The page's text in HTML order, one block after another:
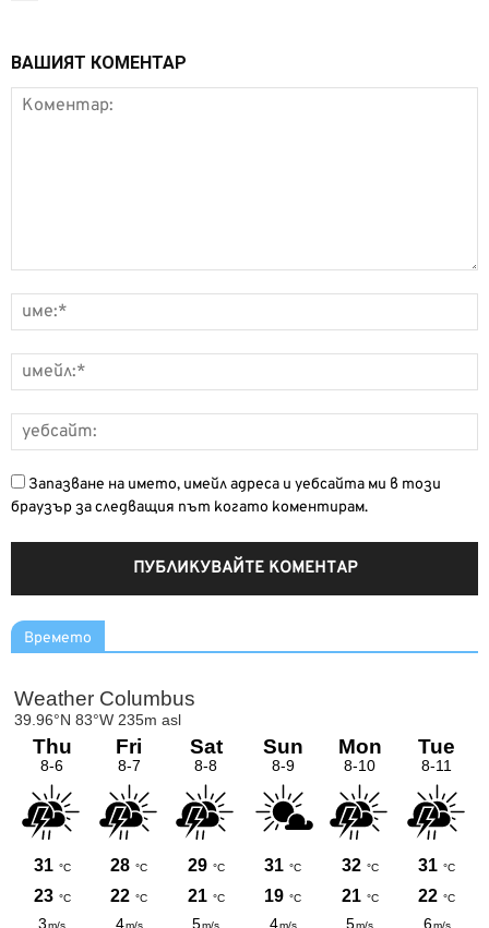
ВАШИЯТ КОМЕНТАР
Запазване на името, имейл адреса и уебсайта ми в този
браузър за следващия път когато коментирам.
Времето